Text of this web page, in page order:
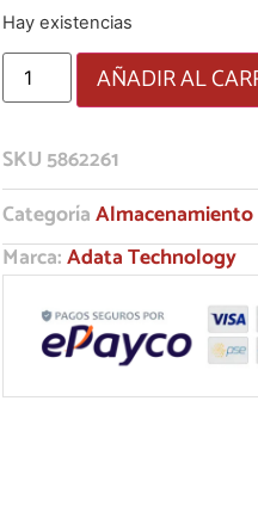
Hay existencias
AÑADIR AL
SKU 5862261
CategoríaAlmacenamiento
Marca:Adata Technology